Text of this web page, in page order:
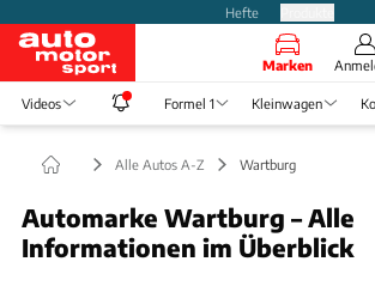
Hefte
Marken
Videos Formel 1 Kleinwagen
Alle Autos A-Z Wartburg
Automarke Wartburg – Alle
Informationen im Überblick